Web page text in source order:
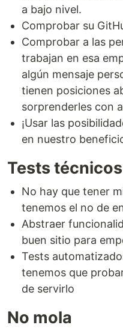
a bajo nivel.
Comprobar su
Comprobar a las
trabajan en esa
algún mensaje
tienen posiciones
sorprenderles con
¡Usar las
en nuestro
Tests técnicos
No hay que tener
tenemos el no de
Abstraer
buen sitio para
Tests
tenemos que
de servirlo
No mola